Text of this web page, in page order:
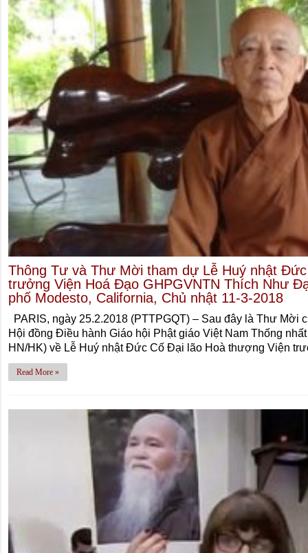
Thông Tư và Thư Mời tham dự Lễ Huý nhật
trưởng Viện Hoá Đạo GHPGVNTN Thích Như
phố Modesto, California, Chủ nhật 11-3-2018
PARIS, ngày 25.2.2018 (PTTPGQT) – Sau đây là Thư Mời
Hội đồng Điều hành Giáo hội Phật giáo Việt Nam Thống
HN/HK) về Lễ Huý nhật Đức Cố Đại lão Hoà thượng Viện
Read More »